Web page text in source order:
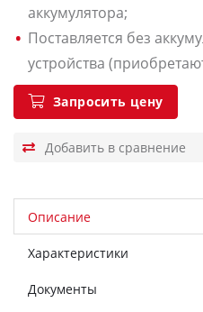
аккумулятора;
Поставляется без
устройства
Запросить цену
Описание
Характеристики
Документы